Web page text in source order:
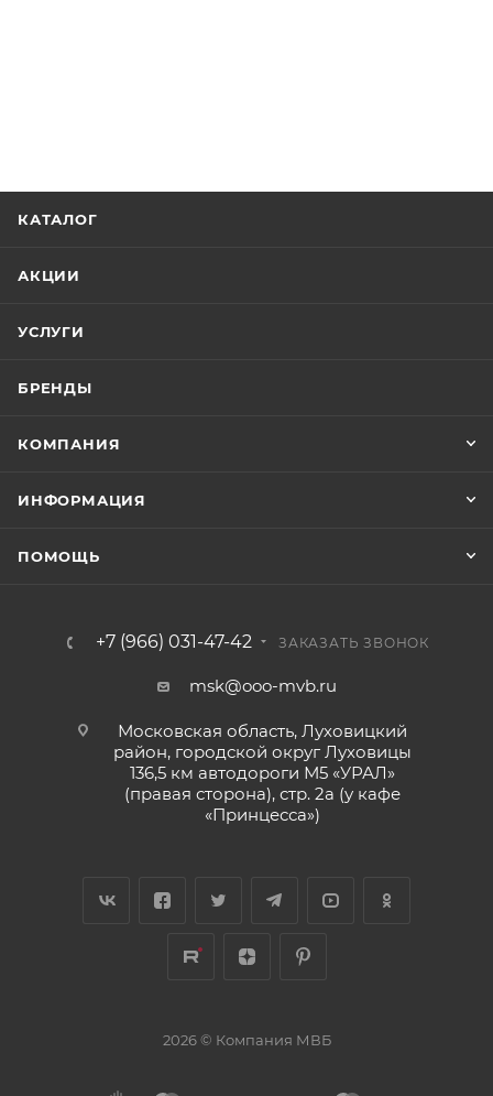
КАТАЛОГ
АКЦИИ
УСЛУГИ
БРЕНДЫ
КОМПАНИЯ
ИНФОРМАЦИЯ
ПОМОЩЬ
+7 (966) 031-47-42 ЗАКАЗАТЬ ЗВОНОК
msk@ooo-mvb.ru
Московская область, Луховицкий
район, городской округ Луховицы
136,5 км автодороги М5 «УРАЛ»
(правая сторона), стр. 2а (у кафе
«‎Принцесса»)
2026 © Компания МВБ